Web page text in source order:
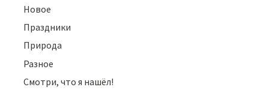
Новое
Праздники
Природа
Разное
Смотри, что я нашёл!